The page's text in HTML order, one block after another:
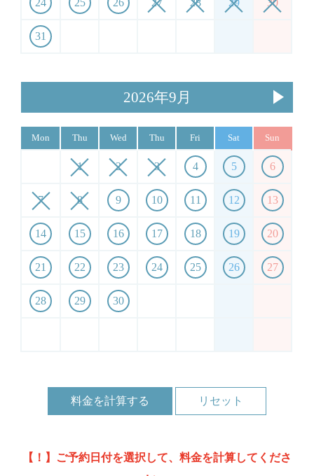
24 25 26 27 28 29 30
31
2026年9月
Mon Thu Wed Thu Fri Sat Sun
1 2 3 4 5 6
7 8 9 10 11 12 13
14 15 16 17 18 19 20
21 22 23 24 25 26 27
28 29 30
料金を計算する
【！】ご予約日付を選択して、料金を計算してくださ